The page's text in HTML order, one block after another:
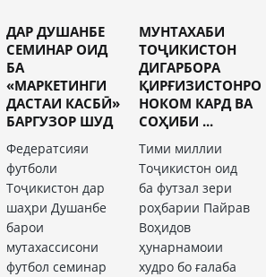
ДАР ДУШАНБЕ
СЕМИНАР ОИД
БА
«МАРКЕТИНГИ
ДАСТАИ КАСБӢ»
БАРГУЗОР ШУД
Федератсияи
футболи
Тоҷикистон дар
шаҳри Душанбе
барои
мутахассисони
футбол семинар
МУНТАХАБИ
ТОҶИКИСТОН
ДИГАРБОРА
ҚИРҒИЗИСТОНРО
НОКОМ КАРД ВА
СОҲИБИ ...
Тими миллии
Тоҷикистон оид
ба футзал зери
роҳбарии Пайрав
Воҳидов
ҳунарнамоии
худро бо ғалаба